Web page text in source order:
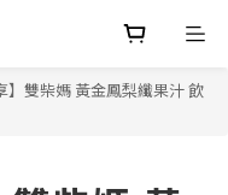
】雙柴媽 黃金鳳梨纖果汁 飲